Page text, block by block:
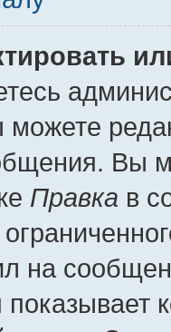
Вы
Правка в
на